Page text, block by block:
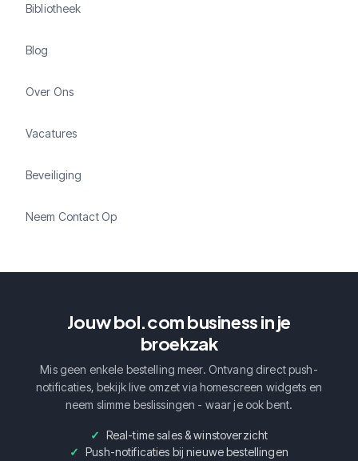
Bibliotheek
Blog
Over Ons
Vacatures
Beveiliging
Neem Contact Op
Jouw bol.com business in je
broekzak
Mis geen enkele bestelling meer. Ontvang direct push-
notificaties, bekijk live omzet via homescreen widgets en
neem slimme beslissingen - waar je ook bent.
Real-time sales & winstoverzicht
Push-notificaties bij nieuwe bestellingen